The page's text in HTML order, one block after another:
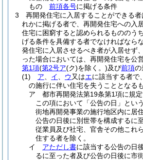
もの 前項各号に掲げる条件
3
再開発住宅に入居することができる者
れかに掲げる者で、再開発住宅への入
住宅に困窮すると認められるもののうち
げる条件を具備する者でなければならな
発住宅に入居させるべき者が入居せず
った場合においては、再開発住宅を公
第1項(第2号ア(ク)を除く。)及び前項の
(1)
ア イ ウ 又はエに該当する者で
の施行に伴い住宅を失うこととなる
ア
都市再開発法第19条第1項に規
この項において「公告の日」とい
街地再開発事業の施行地区内に居
公告の日後に別世帯を構成するに
従業員及び社宅、官舎その他これ
住する者を除く。
イ
アただし書に該当する公告の日
るに至った者及び公告の日後に市